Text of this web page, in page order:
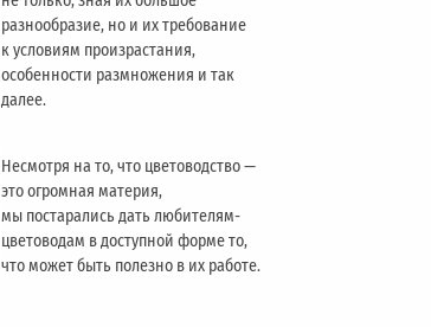
разнообразие, но и их требование
к условиям произрастания,
особенности размножения и так
далее.
Несмотря на то, что цветоводство —
это огромная материя,
мы постарались дать любителям-
цветоводам в доступной форме то,
что может быть полезно в их работе.